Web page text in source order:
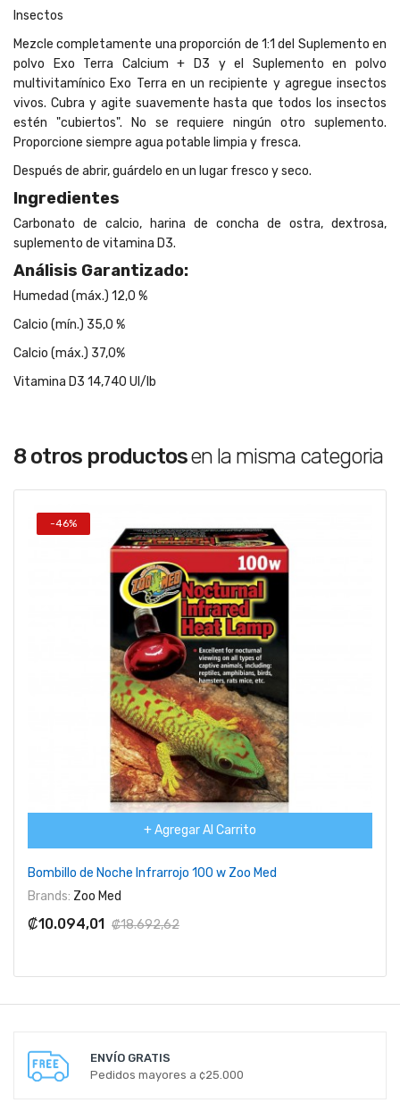
Insectos
Mezcle completamente una proporción de 1:1 del Suplemento en
polvo Exo Terra Calcium + D3 y el Suplemento en polvo
multivitamínico Exo Terra en un recipiente y agregue insectos
vivos. Cubra y agite suavemente hasta que todos los insectos
estén "cubiertos". No se requiere ningún otro suplemento.
Proporcione siempre agua potable limpia y fresca.
Después de abrir, guárdelo en un lugar fresco y seco.
Ingredientes
Carbonato de calcio, harina de concha de ostra, dextrosa,
suplemento de vitamina D3.
Análisis Garantizado:
Humedad (máx.) 12,0 %
Calcio (mín.) 35,0 %
Calcio (máx.) 37,0%
Vitamina D3 14,740 UI/lb
8 otros productosen la misma categoria
-46%
+ Agregar Al Carrito
Bombillo de Noche Infrarrojo 100 w Zoo Med
Brands: Zoo Med
₡10.094,01 ₡18.692,62
ENVÍO GRATIS
Pedidos mayores a ¢25.000